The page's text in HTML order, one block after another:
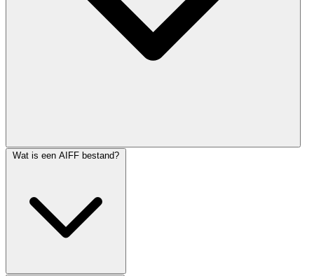
Wat is een AIFF bestand?